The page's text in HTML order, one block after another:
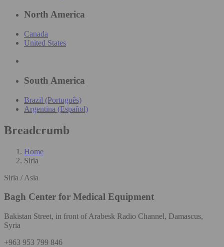
North America
Canada
United States
South America
Brazil (Português)
Argentina (Español)
Breadcrumb
Home
Siria
Siria / Asia
Bagh Center for Medical Equipment
Bakistan Street, in front of Arabesk Radio Channel, Damascus,
Syria
+963 953 799 846